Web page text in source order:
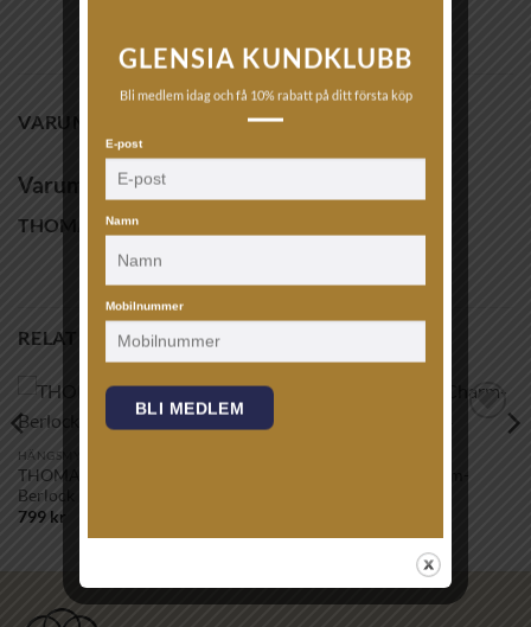
VARUMÄRKE
Varumärke
THOMAS SABO
RELATERADE PRODUKTER
Lägg till i
HÄNGSMYCKEN
THOMAS SABO – Charm-
Berlock 1986-414-14
799 kr
GLENSIA KUNDKLUBB
Bli medlem idag och få 10% rabatt på ditt första köp
E-post
Namn
Mobilnummer
BLI MEDLEM